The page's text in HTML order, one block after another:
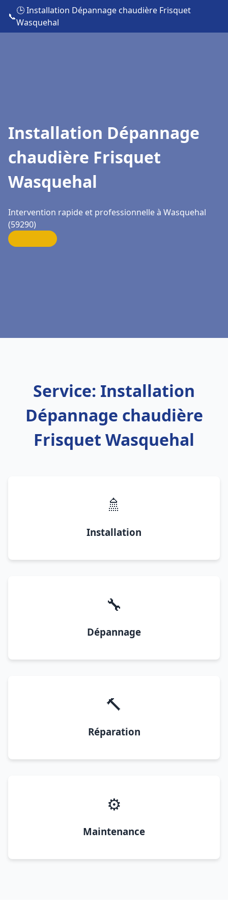
📞
🕒 Installation Dépannage chaudière Frisquet
Wasquehal
Installation Dépannage
chaudière Frisquet
Wasquehal
Intervention rapide et professionnelle à Wasquehal
(59290)
Service: Installation
Dépannage chaudière
Frisquet Wasquehal
🚿
Installation
🔧
Dépannage
🔨
Réparation
⚙️
Maintenance